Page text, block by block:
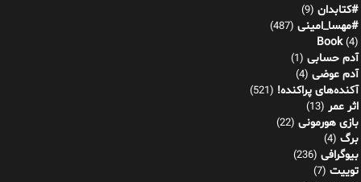
#کتابدان (9)
#مهسا_امینی (487)
Book(4)
آدم حسابی (1)
آدم عوضی (4)
آکنده‌های پراکنده! (521)
اثر عمر (13)
بازی هورمونی (22)
برگ (4)
بیوگرافی (236)
توییت (7)